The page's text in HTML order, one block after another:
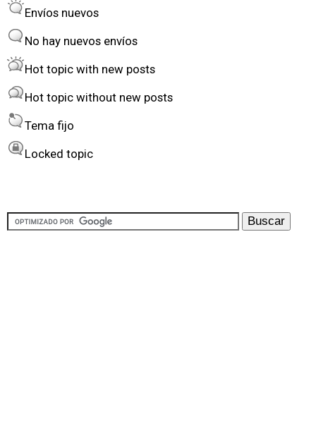
d
e
r
y
t
Envíos nuevos
No hay nuevos envíos
Hot topic with new posts
Hot topic without new posts
Tema fijo
Locked topic